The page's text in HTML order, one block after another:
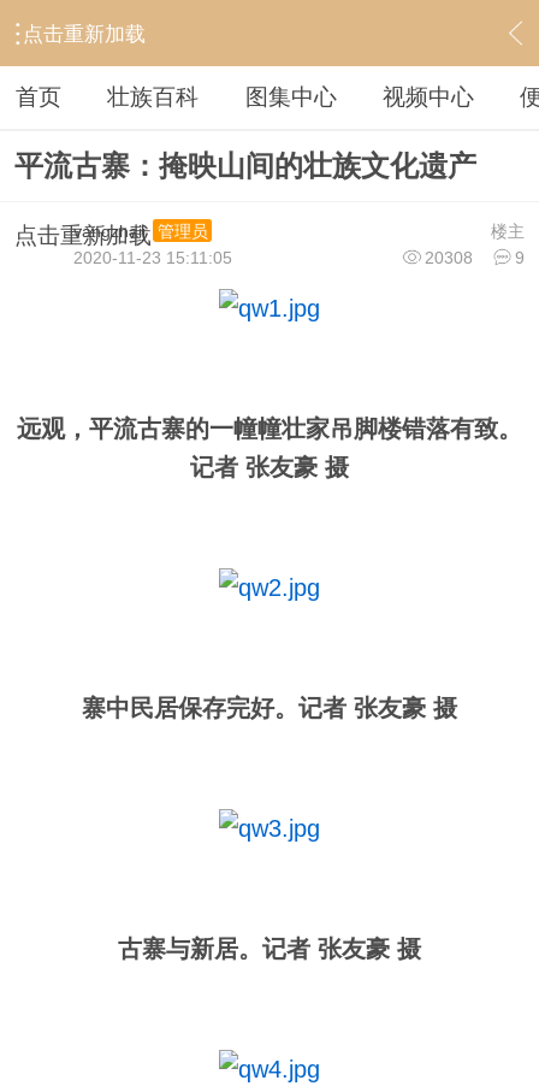
点击重新加载
› 壮族印象 › 壮乡旅行 › 内容
首页 壮族百科 图集中心 视频中心
平流古寨：掩映山间的壮族文化遗产
点击重新加载 楼主
vangzhaij
管理员
20308
9
2020-11-23 15:11:05
远观，平流古寨的一幢幢壮家吊脚楼错落有致。
记者 张友豪 摄
寨中民居保存完好。记者 张友豪 摄
古寨与新居。记者 张友豪 摄